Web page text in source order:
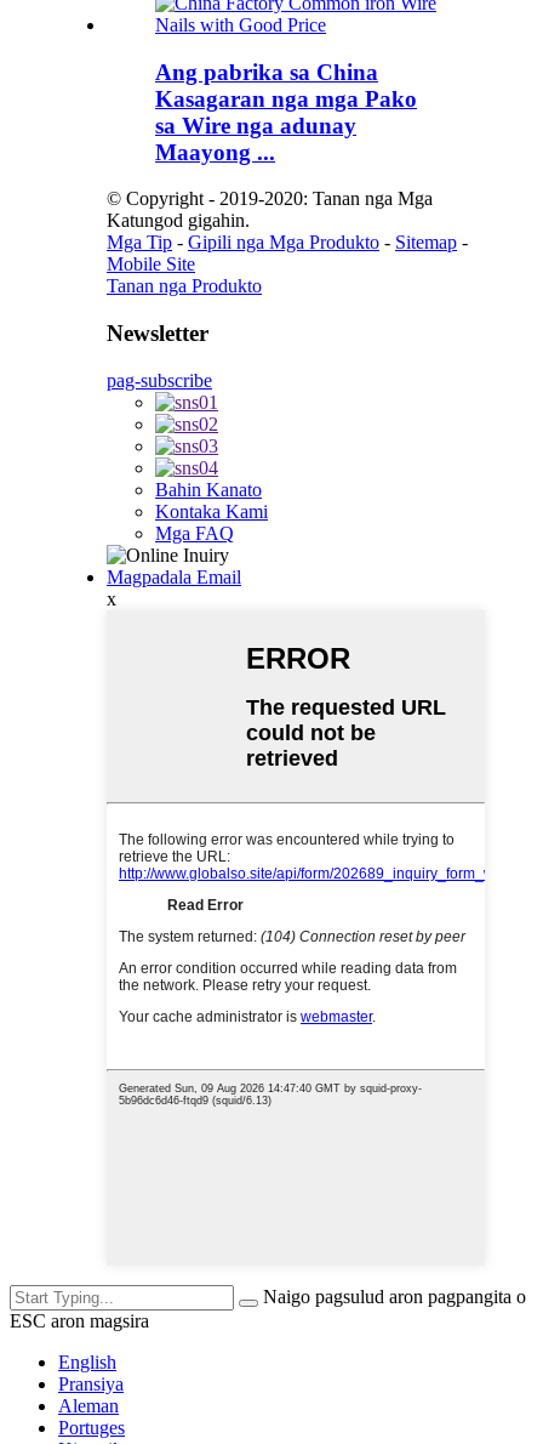
Ang pabrika sa China
Kasagaran nga mga Pako
sa Wire nga adunay
Maayong ...
© Copyright - 2019-2020: Tanan nga Mga
Katungod gigahin.
Mga Tip - Gipili nga Mga Produkto - Sitemap -
Mobile Site
Tanan nga Produkto
Newsletter
pag-subscribe
Bahin Kanato
Kontaka Kami
Mga FAQ
Magpadala Email
x
Naigo pagsulud aron pagpangita o
ESC aron magsira
English
Pransiya
Aleman
Portuges